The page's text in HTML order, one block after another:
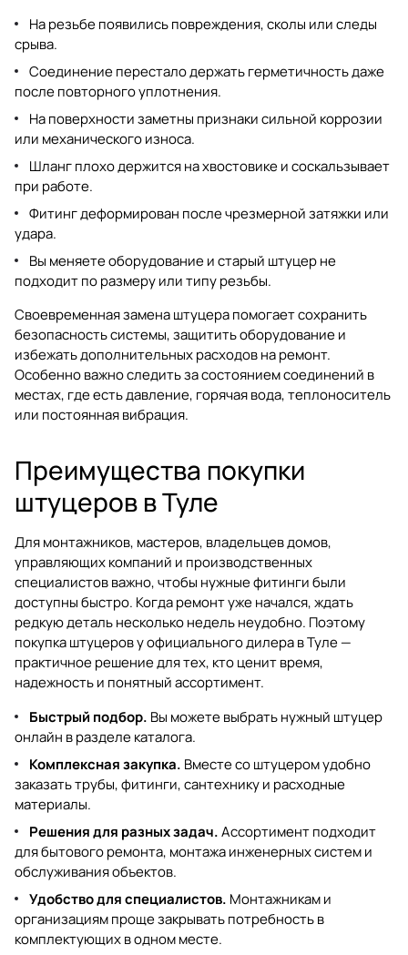
На резьбе появились повреждения, сколы или следы
срыва.
Соединение перестало держать герметичность даже
после повторного уплотнения.
На поверхности заметны признаки сильной коррозии
или механического износа.
Шланг плохо держится на хвостовике и соскальзывает
при работе.
Фитинг деформирован после чрезмерной затяжки или
удара.
Вы меняете оборудование и старый штуцер не
подходит по размеру или типу резьбы.
Своевременная замена штуцера помогает сохранить
безопасность системы, защитить оборудование и
избежать дополнительных расходов на ремонт.
Особенно важно следить за состоянием соединений в
местах, где есть давление, горячая вода, теплоноситель
или постоянная вибрация.
Преимущества покупки
штуцеров в Туле
Для монтажников, мастеров, владельцев домов,
управляющих компаний и производственных
специалистов важно, чтобы нужные фитинги были
доступны быстро. Когда ремонт уже начался, ждать
редкую деталь несколько недель неудобно. Поэтому
покупка штуцеров у официального дилера в Туле —
практичное решение для тех, кто ценит время,
надежность и понятный ассортимент.
Быстрый подбор. Вы можете выбрать нужный штуцер
онлайн в разделе каталога.
Комплексная закупка. Вместе со штуцером удобно
заказать трубы, фитинги, сантехнику и расходные
материалы.
Решения для разных задач.Ассортимент подходит
для бытового ремонта, монтажа инженерных систем и
обслуживания объектов.
Удобство для специалистов. Монтажникам и
организациям проще закрывать потребность в
комплектующих в одном месте.